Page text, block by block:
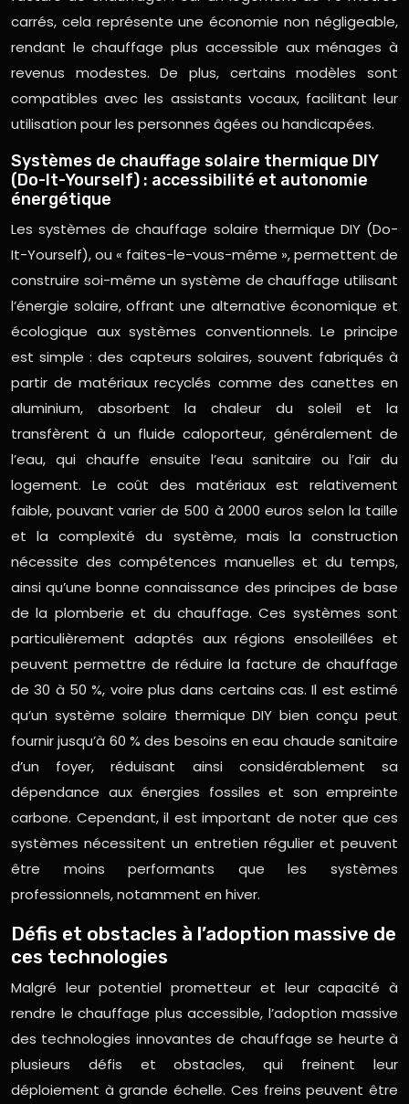
carrés, cela représente une économie non négligeable,
rendant le chauffage plus accessible aux ménages à
revenus modestes. De plus, certains modèles sont
compatibles avec les assistants vocaux, facilitant leur
utilisation pour les personnes âgées ou handicapées.
Systèmes de chauffage solaire thermique DIY
(Do-It-Yourself) : accessibilité et autonomie
énergétique
Les systèmes de chauffage solaire thermique DIY (Do-
It-Yourself), ou « faites-le-vous-même », permettent de
construire soi-même un système de chauffage utilisant
l’énergie solaire, offrant une alternative économique et
écologique aux systèmes conventionnels. Le principe
est simple : des capteurs solaires, souvent fabriqués à
partir de matériaux recyclés comme des canettes en
aluminium, absorbent la chaleur du soleil et la
transfèrent à un fluide caloporteur, généralement de
l’eau, qui chauffe ensuite l’eau sanitaire ou l’air du
logement. Le coût des matériaux est relativement
faible, pouvant varier de 500 à 2000 euros selon la taille
et la complexité du système, mais la construction
nécessite des compétences manuelles et du temps,
ainsi qu’une bonne connaissance des principes de base
de la plomberie et du chauffage. Ces systèmes sont
particulièrement adaptés aux régions ensoleillées et
peuvent permettre de réduire la facture de chauffage
de 30 à 50 %, voire plus dans certains cas. Il est estimé
qu’un système solaire thermique DIY bien conçu peut
fournir jusqu’à 60 % des besoins en eau chaude sanitaire
d’un foyer, réduisant ainsi considérablement sa
dépendance aux énergies fossiles et son empreinte
carbone. Cependant, il est important de noter que ces
systèmes nécessitent un entretien régulier et peuvent
être moins performants que les systèmes
professionnels, notamment en hiver.
Défis et obstacles à l’adoption massive de
ces technologies
Malgré leur potentiel prometteur et leur capacité à
rendre le chauffage plus accessible, l’adoption massive
des technologies innovantes de chauffage se heurte à
plusieurs défis et obstacles, qui freinent leur
déploiement à grande échelle. Ces freins peuvent être